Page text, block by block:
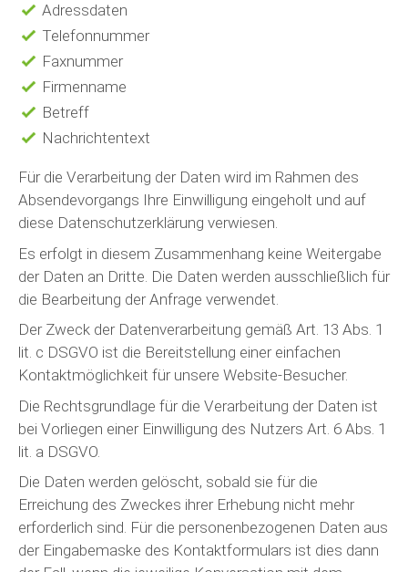
Adressdaten
Telefonnummer
Faxnummer
Firmenname
Betreff
Nachrichtentext
Für die Verarbeitung der Daten wird im Rahmen des
Absendevorgangs Ihre Einwilligung eingeholt und auf
diese Datenschutzerklärung verwiesen.
Es erfolgt in diesem Zusammenhang keine Weitergabe
der Daten an Dritte. Die Daten werden ausschließlich für
die Bearbeitung der Anfrage verwendet.
Der Zweck der Datenverarbeitung gemäß Art. 13 Abs. 1
lit. c DSGVO ist die Bereitstellung einer einfachen
Kontaktmöglichkeit für unsere Website-Besucher.
Die Rechtsgrundlage für die Verarbeitung der Daten ist
bei Vorliegen einer Einwilligung des Nutzers Art. 6 Abs. 1
lit. a DSGVO.
Die Daten werden gelöscht, sobald sie für die
Erreichung des Zweckes ihrer Erhebung nicht mehr
erforderlich sind. Für die personenbezogenen Daten aus
der Eingabemaske des Kontaktformulars ist dies dann